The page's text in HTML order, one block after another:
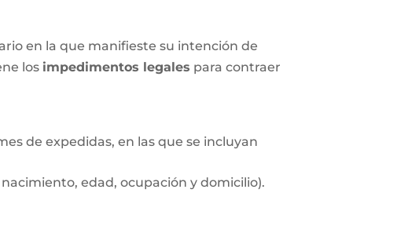
en la que manifieste su intención de
los impedimentos legales para contraer
de expedidas, en las que se incluyan
edad, ocupación y domicilio).